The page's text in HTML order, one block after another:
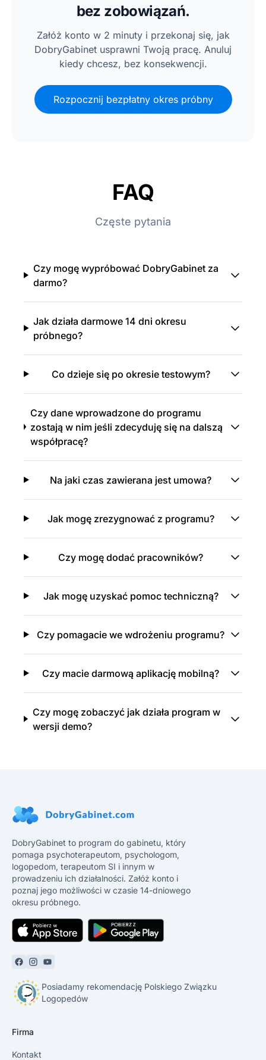
bez zobowiązań.
Załóż konto w 2 minuty i przekonaj się, jak
DobryGabinet usprawni Twoją pracę. Anuluj
kiedy chcesz, bez konsekwencji.
Rozpocznij bezpłatny okres próbny
FAQ
Częste pytania
Czy mogę wypróbować DobryGabinet za
darmo?
Jak działa darmowe 14 dni okresu
próbnego?
Co dzieje się po okresie testowym?
Czy dane wprowadzone do programu
zostają w nim jeśli zdecyduję się na dalszą
współpracę?
Na jaki czas zawierana jest umowa?
Jak mogę zrezygnować z programu?
Czy mogę dodać pracowników?
Jak mogę uzyskać pomoc techniczną?
Czy pomagacie we wdrożeniu programu?
Czy macie darmową aplikację mobilną?
Czy mogę zobaczyć jak działa program w
wersji demo?
DobryGabinet to program do gabinetu, który
pomaga psychoterapeutom, psychologom,
logopedom, terapeutom SI i innym w
prowadzeniu ich działalności. Załóż konto i
poznaj jego możliwości w czasie 14-dniowego
okresu próbnego.
Posiadamy rekomendację Polskiego Związku
Logopedów
Firma
Kontakt